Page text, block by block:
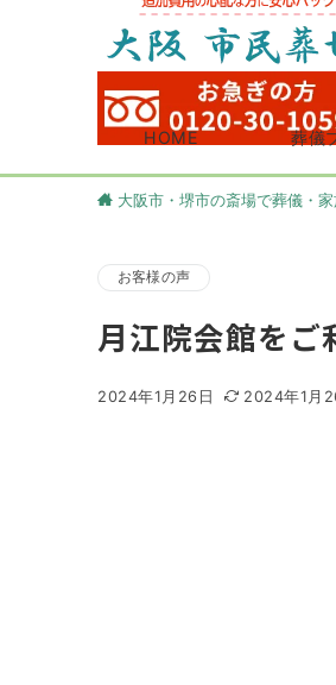
HOME 葬儀
大阪市・堺市の斎場で葬儀・
お客様の声
月江院会館をご
2024年1月26日 2024年1月